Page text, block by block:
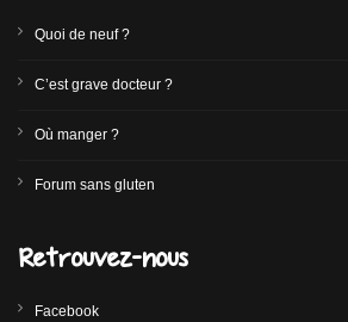
Quoi de neuf ?
C’est grave docteur ?
Où manger ?
Forum sans gluten
Retrouvez-nous
Facebook